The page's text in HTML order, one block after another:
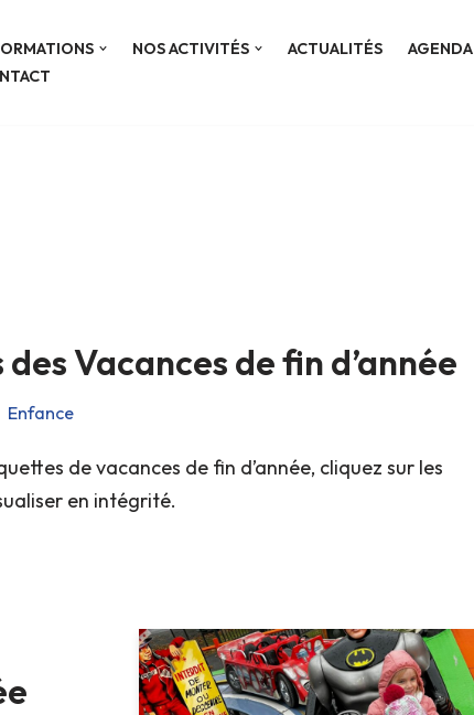
NOS ACTIVITÉS ACTUALITÉS AGENDA
Vacances de fin d’année
Enfance
de vacances de fin d’année, cliquez sur les
en intégrité.